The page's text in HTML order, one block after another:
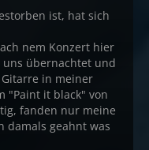
ist, hat sich
nem Konzert hier
uns übernachtet und
in meiner
"Paint it black" von
fanden nur meine
damals geahnt was